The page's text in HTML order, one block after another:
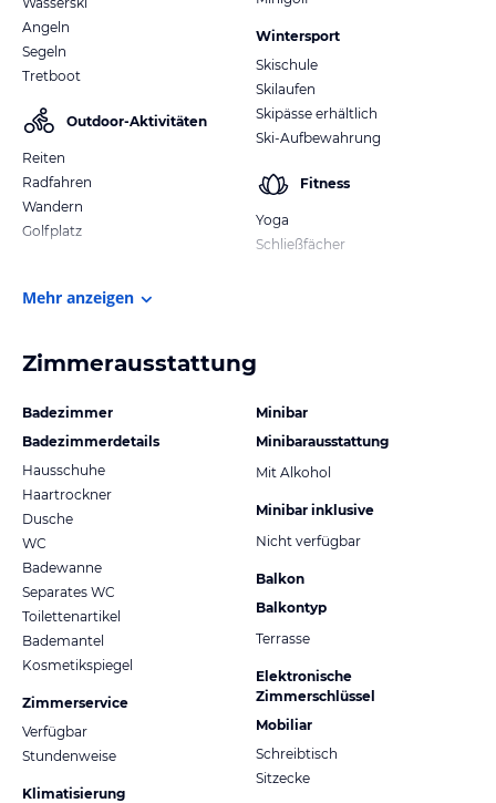
Angeln
Segeln
Tretboot
Outdoor-Aktivitäten
Reiten
Radfahren
Wandern
Golfplatz
Wintersport
Skischule
Skilaufen
Skipässe erhältlich
Ski-Aufbewahrung
Fitness
Yoga
Schließfächer
Mehr anzeigen
Zimmerausstattung
Badezimmer
Badezimmerdetails
Hausschuhe
Haartrockner
Dusche
WC
Badewanne
Separates WC
Toilettenartikel
Bademantel
Kosmetikspiegel
Zimmerservice
Verfügbar
Stundenweise
Klimatisierung
Minibar
Minibarausstattung
Mit Alkohol
Minibar inklusive
Nicht verfügbar
Balkon
Balkontyp
Terrasse
Elektronische
Zimmerschlüssel
Mobiliar
Schreibtisch
Sitzecke